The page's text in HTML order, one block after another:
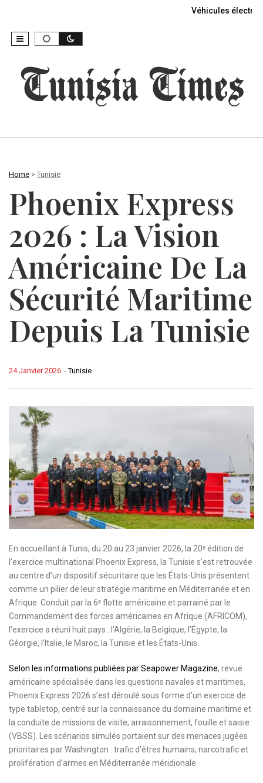
Véhicules
Home > Tunisie
Phoenix Express
2026 : La Vision
Américaine De La
Sécurité Maritime
Depuis La Tunisie
-Tunisie
24 Janvier 2026
En accueillant à Tunis, du 20 au 23 janvier 2026, la 20ᵉ édition de
l’exercice multinational Phoenix Express, la Tunisie s’est retrouvée
au centre d’un dispositif sécuritaire que les États-Unis présentent
comme un pilier de leur stratégie maritime en Méditerranée et en
Afrique. Conduit par la 6ᵉ flotte américaine et parrainé par le
Commandement des forces américaines en Afrique (AFRICOM),
l’exercice a réuni huit pays : l’Algérie, la Belgique, l’Égypte, la
Géorgie, l’Italie, le Maroc, la Tunisie et les États-Unis.
Selon les informations publiées par Seapower Magazine, revue
américaine spécialisée dans les questions navales et maritimes,
Phoenix Express 2026 s’est déroulé sous forme d’un exercice de
type tabletop, centré sur la connaissance du domaine maritime et
la conduite de missions de visite, arraisonnement, fouille et saisie
(VBSS). Les scénarios simulés portaient sur des menaces jugées
prioritaires par Washington : trafic d’êtres humains, narcotrafic et
prolifération d’armes en Méditerranée méridionale.